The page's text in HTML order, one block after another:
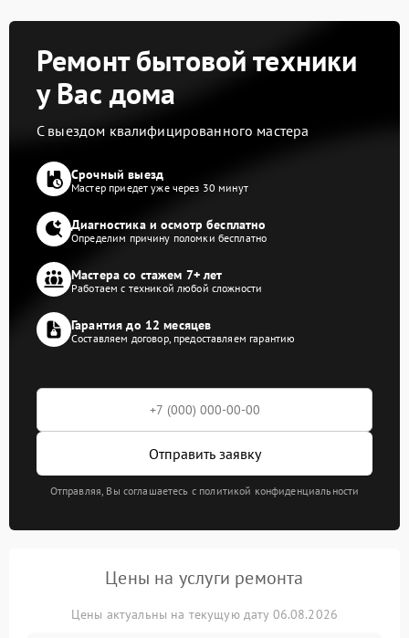
Ремонт бытовой техники
у Вас дома
С выездом квалифицированного мастера
Срочный выезд
Мастер приедет уже через 30 минут
Диагностика и осмотр бесплатно
Определим причину поломки бесплатно
Мастера со стажем 7+ лет
Работаем с техникой любой сложности
Гарантия до 12 месяцев
Составляем договор, предоставляем гарантию
Отправить заявку
Отправляя, Вы соглашаетесь с политикой конфиденциальности
Цены на услуги ремонта
Цены актуальны на текущую дату 06.08.2026